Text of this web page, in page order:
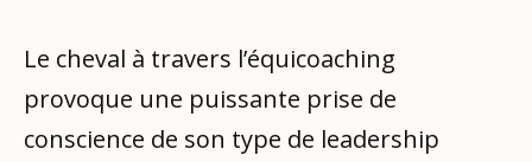
Le cheval à travers l’équicoaching
provoque une puissante prise de
conscience de son type de leadership